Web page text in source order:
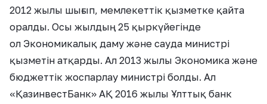
2012 жылы шығып, мемлекеттік қызметке қайта
оралды. Осы жылдың 25 қыркүйегінде
ол Экономикалық даму және сауда министрі
қызметін атқарды. Ал 2013 жылы Экономика және
бюджеттік жоспарлау министрі болды. Ал
«ҚазинвестБанк» АҚ 2016 жылы Ұлттық банк